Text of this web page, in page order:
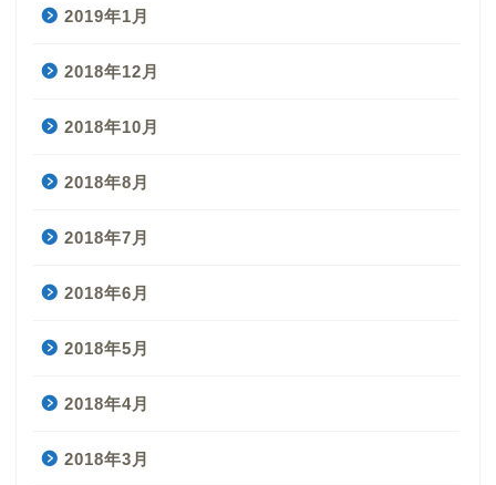
2019年1月
2018年12月
2018年10月
2018年8月
2018年7月
2018年6月
2018年5月
2018年4月
2018年3月